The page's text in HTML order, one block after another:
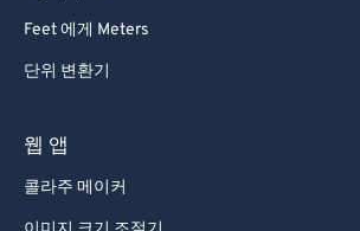
Feet 에게 Meters
단위 변환기
웹 앱
콜라주 메이커